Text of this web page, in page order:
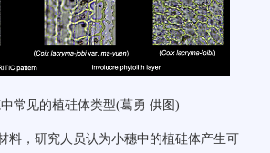
常见的植硅体类型(葛勇 供图)
料，研究人员认为小穗中的植硅体产生可